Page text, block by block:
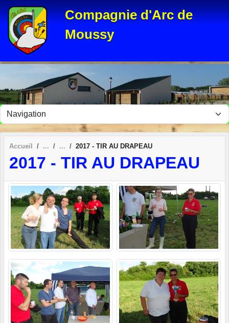
Compagnie d'Arc de
Moussy
Accueil 2017 - TIR AU DRAPEAU
2017 - TIR AU DRAPEAU
Panneau de gestion des cookies